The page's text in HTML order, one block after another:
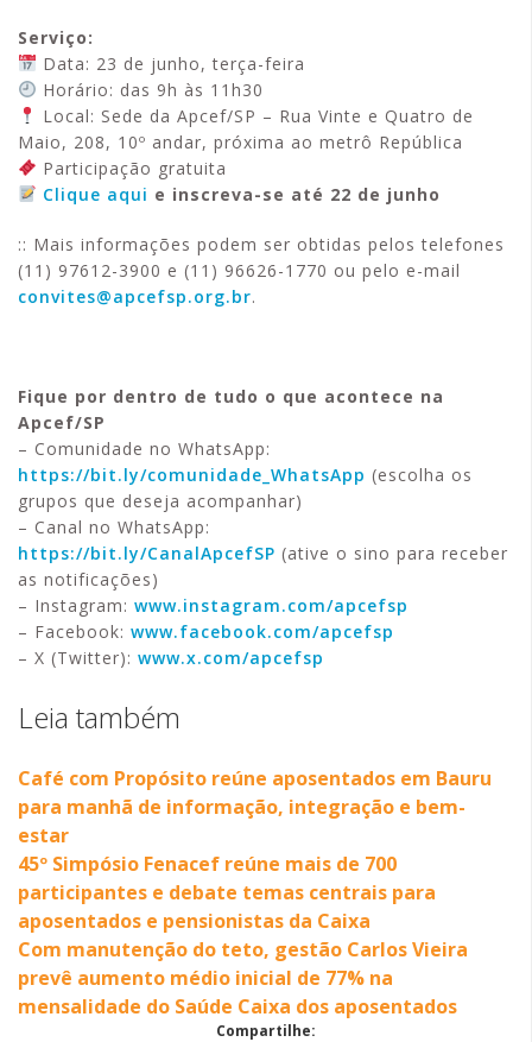
Serviço:
Data: 23 de junho, terça-feira
Horário: das 9h às 11h30
Local: Sede da Apcef/SP – Rua Vinte e Quatro de
Maio, 208, 10º andar, próxima ao metrô República
Participação gratuita
Clique aqui e inscreva-se até 22 de junho
:: Mais informações podem ser obtidas pelos telefones
(11) 97612-3900 e (11) 96626-1770 ou pelo e-mail
convites@apcefsp.org.br.
Fique por dentro de tudo o que acontece na
Apcef/SP
– Comunidade no WhatsApp:
https://bit.ly/comunidade_WhatsApp (escolha os
grupos que deseja acompanhar)
– Canal no WhatsApp:
https://bit.ly/CanalApcefSP (ative o sino para receber
as notificações)
– Instagram: www.instagram.com/apcefsp
– Facebook: www.facebook.com/apcefsp
– X (Twitter): www.x.com/apcefsp
Leia também
Café com Propósito reúne aposentados em Bauru
para manhã de informação, integração e bem-
estar
45º Simpósio Fenacef reúne mais de 700
participantes e debate temas centrais para
aposentados e pensionistas da Caixa
Com manutenção do teto, gestão Carlos Vieira
prevê aumento médio inicial de 77% na
mensalidade do Saúde Caixa dos aposentados
Compartilhe: